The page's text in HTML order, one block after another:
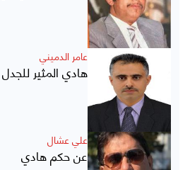
عامر الدميني
هادي المثير للجدل
علي عشال
عن حكم هادي